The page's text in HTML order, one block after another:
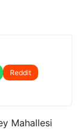
Reddit
Mahallesi